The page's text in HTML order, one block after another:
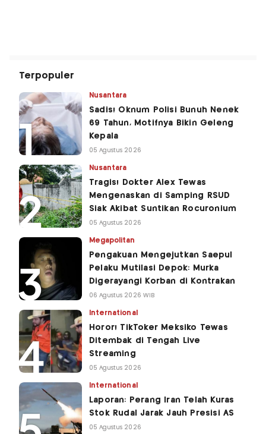
Terpopuler
Nusantara
Sadis! Oknum Polisi Bunuh Nenek
69 Tahun, Motifnya Bikin Geleng
Kepala
05 Agustus 2026
Nusantara
Tragis! Dokter Alex Tewas
Mengenaskan di Samping RSUD
Siak Akibat Suntikan Rocuronium
05 Agustus 2026
Megapolitan
Pengakuan Mengejutkan Saepul
Pelaku Mutilasi Depok: Murka
Digerayangi Korban di Kontrakan
06 Agustus 2026 WIB
International
Horor! TikToker Meksiko Tewas
Ditembak di Tengah Live
Streaming
05 Agustus 2026
International
Laporan: Perang Iran Telah Kuras
Stok Rudal Jarak Jauh Presisi AS
05 Agustus 2026